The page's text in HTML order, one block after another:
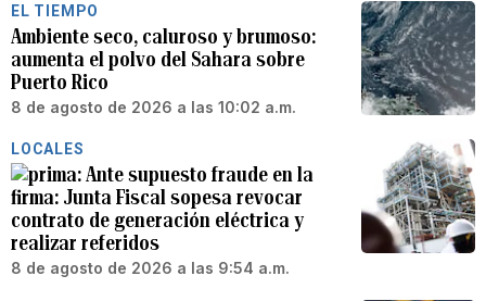
EL TIEMPO
Ambiente seco, caluroso y brumoso:
aumenta el polvo del Sahara sobre
Puerto Rico
8 de agosto de 2026 a las 10:02 a.m.
LOCALES
Ante supuesto fraude en la
firma: Junta Fiscal sopesa revocar
contrato de generación eléctrica y
realizar referidos
8 de agosto de 2026 a las 9:54 a.m.